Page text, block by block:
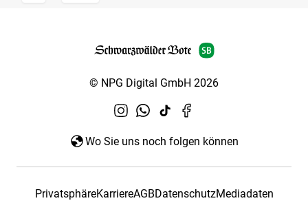
© NPG Digital GmbH 2026
Wo Sie uns noch folgen können
PrivatsphäreKarriereAGBDatenschutzMediadaten